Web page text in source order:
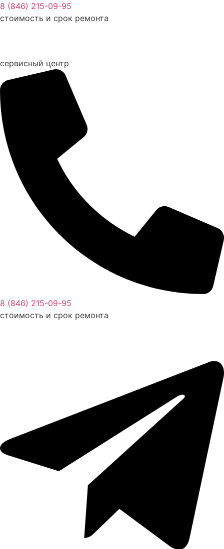
Перейти
к
8 (846) 215-09-95
стоимость и срок ремонта
сервисный центр
8 (846) 215-09-95
стоимость и срок ремонта